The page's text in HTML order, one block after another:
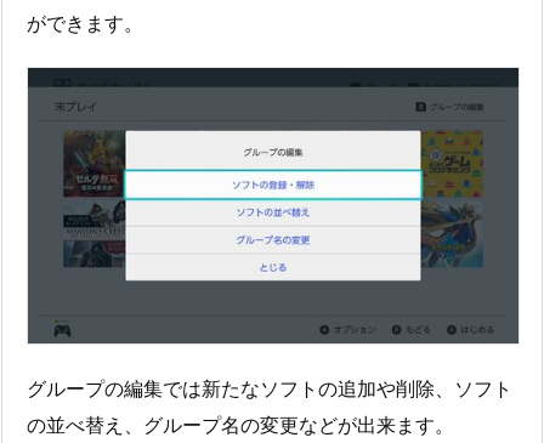
ができます。
グループの編集では新たなソフトの追加や削除、ソフト
の並べ替え、グループ名の変更などが出来ます。